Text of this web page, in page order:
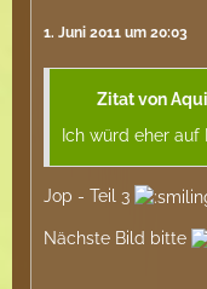
1. Juni 2011 um 20:03
Zitat von
Ich würd eher auf
Jop - Teil 3
Nächste Bild bitte